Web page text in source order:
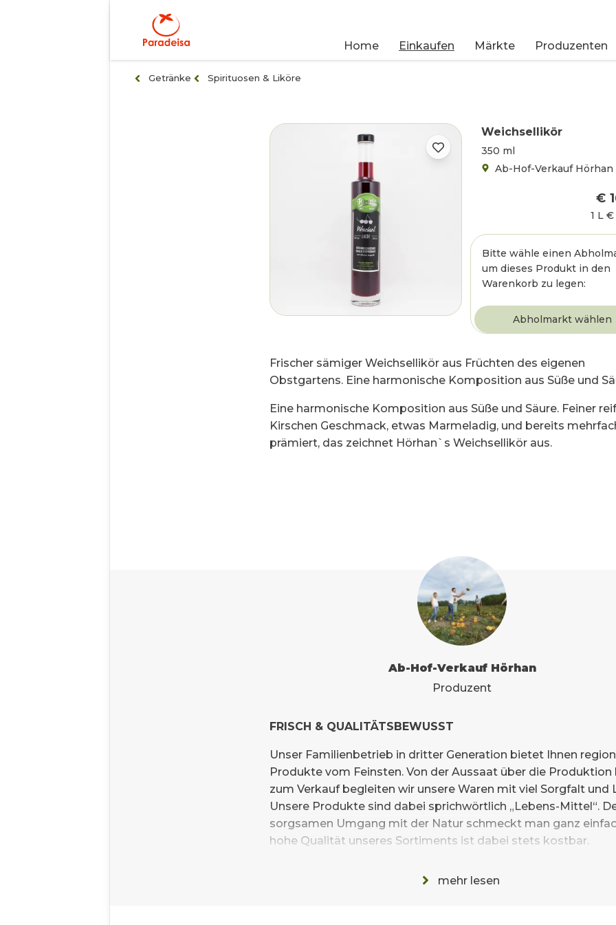
Home Einkaufen Märkte Produzenten
Getränke Spirituosen & Liköre
Weichsellikör
350 ml
Ab-Hof-Verkauf Hörhan
€
1 L €
Bitte wähle einen
um dieses Produkt in den
Warenkorb zu legen:
Frischer sämiger Weichsellikör aus Früchten des eigenen
Obstgartens. Eine harmonische Komposition aus Süße und
Eine harmonische Komposition aus Süße und Säure. Feiner
Kirschen Geschmack, etwas Marmeladig, und bereits
prämiert, das zeichnet Hörhan`s Weichsellikör aus.
Ab-Hof-Verkauf Hörhan
Produzent
FRISCH & QUALITÄTSBEWUSST
Unser Familienbetrieb in dritter Generation bietet Ihnen
Produkte vom Feinsten. Von der Aussaat über die Produktion
zum Verkauf begleiten wir unsere Waren mit viel Sorgfalt und
Unsere Produkte sind dabei sprichwörtlich „Lebens-Mittel“.
sorgsamen Umgang mit der Natur schmeckt man ganz
hohe Qualität unseres Sortiments ist dabei stets kostbar.
mehr lesen